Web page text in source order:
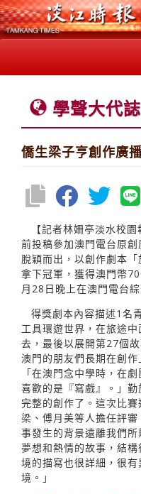
學聲大代誌
僑生梁子亨創作廣
【記者林姍亭淡水校
前投稿參加澳門電台原
脫穎而出，以創作劇本
拿下冠軍，獲得澳門幣
月28日晚上在澳門電台綜
得獎劇本內容描述1名
工具環遊世界，在旅途
去，最後以展開第27個
澳門的朋友們長期在創作
「在澳門念中學時，在
喜歡的是『寫戲』。」
完整的創作了。這次比
梁、傅月美等人擔任評
事發生的背景遠離我們
夢想和熱情的故事，結
境的描寫也很詳細，很
境。」